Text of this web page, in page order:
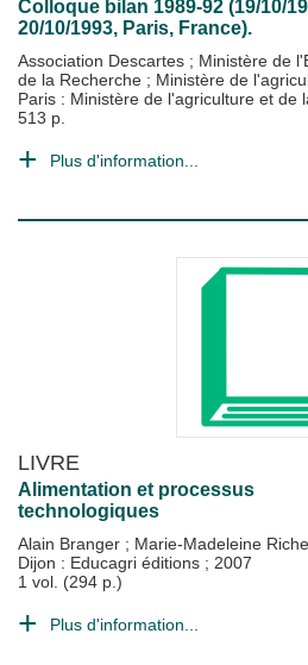
Colloque bilan 1989-92 (19/10/
20/10/1993, Paris, France).
Association Descartes ; Ministère de
de la Recherche ; Ministère de
Paris : Ministère de l'agriculture et de
513 p.
Plus d'information...
LIVRE
Alimentation et processus
technologiques
Alain Branger ; Marie-Madeleine
Dijon : Educagri éditions ; 2007
1 vol. (294 p.)
Plus d'information...